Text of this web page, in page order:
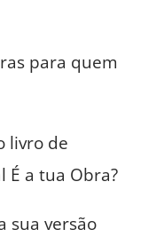
para quem
livro de
É a tua Obra?
sua versão